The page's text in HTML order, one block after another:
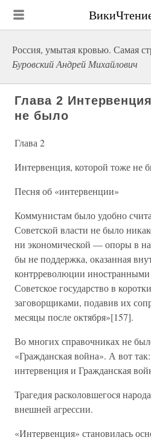
Россия, умытая кровью. Самая
Буровский Андрей Михайлович
Глава 2
не было
Глава 2
Интервенция, которой тоже не
Песня об «интервенции»
Коммунистам было удобно
Советской власти не было
ни экономической — опоры в
бы не поддержка, оказанная
контрреволюции
Советское государство в
заговорщиками, подавив их
месяцы после октября»[157].
Во многих справочниках не
«Гражданская война». А вот
интервенция и Гражданская
Трагедия расколовшегося
внешней агрессии.
«Интервенция» становилась